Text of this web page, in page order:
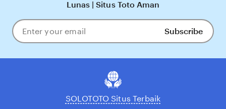
Lunas | Situs Toto Aman
Enter
your
Subscribe
SOLOTOTO Situs Terbaik